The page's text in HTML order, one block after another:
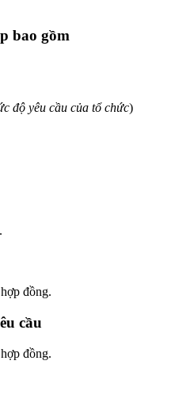
bao gồm
độ yêu cầu của tổ chức)
đồng.
cầu
đồng.